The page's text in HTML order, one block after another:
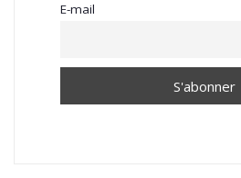
E-mail